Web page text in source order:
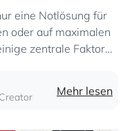
eine Notlösung für
oder auf maximalen
zentrale Faktoren
Mehr lesen